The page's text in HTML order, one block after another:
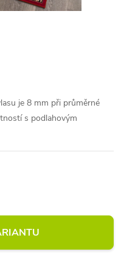
je 8 mm při průměrné
s podlahovým